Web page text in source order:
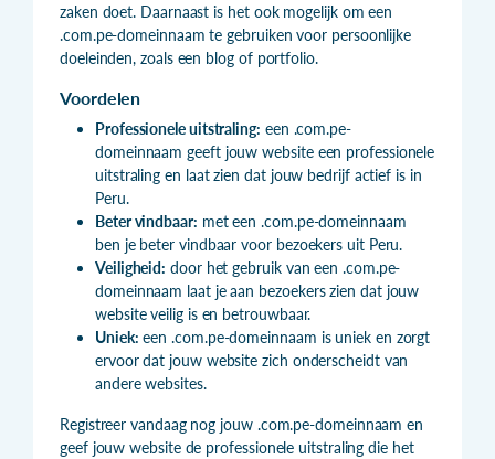
zaken doet. Daarnaast is het ook mogelijk om een
.com.pe-domeinnaam te gebruiken voor persoonlijke
doeleinden, zoals een blog of portfolio.
Voordelen
Professionele uitstraling: een .com.pe-
domeinnaam geeft jouw website een professionele
uitstraling en laat zien dat jouw bedrijf actief is in
Peru.
Beter vindbaar: met een .com.pe-domeinnaam
ben je beter vindbaar voor bezoekers uit Peru.
Veiligheid: door het gebruik van een .com.pe-
domeinnaam laat je aan bezoekers zien dat jouw
website veilig is en betrouwbaar.
Uniek: een .com.pe-domeinnaam is uniek en zorgt
ervoor dat jouw website zich onderscheidt van
andere websites.
Registreer vandaag nog jouw .com.pe-domeinnaam en
geef jouw website de professionele uitstraling die het